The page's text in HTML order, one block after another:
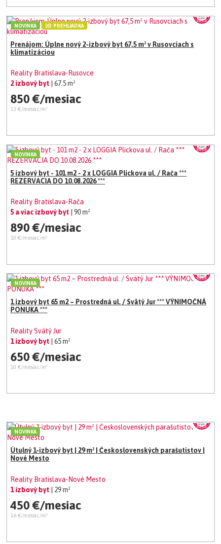
Prenájom: Úplne nový 2-izbový byt 67,5 m² v Rusovciach s
klimatizáciou
Reality Bratislava-Rusovce
2 izbový byt
| 67.5 m²
850 €/mesiac
13 €/mesiac/m²
NOVINKA 3D PREHLIADKA
5 izbový byt - 101 m2 - 2 x LOGGIA Plickova ul. / Rača ***
REZERVACIA DO 10.08.2026 ***
Reality Bratislava-Rača
5 a viac izbový byt
| 90 m²
890 €/mesiac
10 €/mesiac/m²
NOVINKA
1 izbový byt 65 m2 – Prostredná ul. / Svätý Jur *** VÝNIMOČNÁ
PONUKA ***
Reality Svätý Jur
1 izbový byt | 65 m²
650 €/mesiac
10 €/mesiac/m²
NOVINKA
Útulný 1-izbový byt | 29 m² | Československých parašutistov |
Nové Mesto
Reality Bratislava-Nové Mesto
1 izbový byt
| 29 m²
450 €/mesiac
16 €/mesiac/m²
NOVINKA